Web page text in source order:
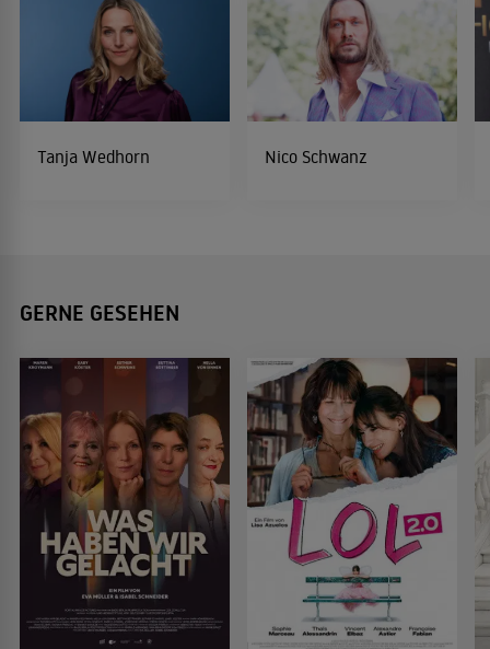
Tanja Wedhorn Nico Schwanz
GERNE GESEHEN